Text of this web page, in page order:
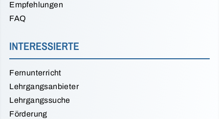
Empfehlungen
FAQ
INTERESSIERTE
Fernunterricht
Lehrgangsanbieter
Lehrgangssuche
Förderung